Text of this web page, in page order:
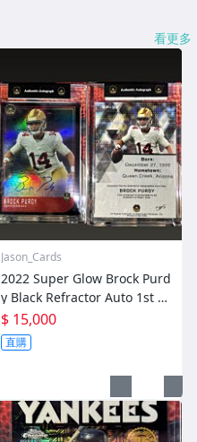
看更多
Jason_Cards
2022 Super Glow Brock Purd
y Black Refractor Auto 1st E
VER 1/1
$ 15,000
直購